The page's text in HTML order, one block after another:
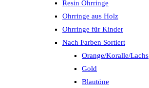
Resin Ohrringe
Ohrringe aus Holz
Ohrringe für Kinder
Nach Farben Sortiert
Orange/Koralle/Lachs
Gold
Blautöne